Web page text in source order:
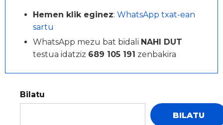
Hemen klik eginez: WhatsApp txat-ean
sartu
WhatsApp mezu bat bidali NAHI DUT
testua idatziz 689 105 191 zenbakira
Bilatu
BILATU